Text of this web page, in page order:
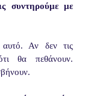
συντηρούμε με
αυτό. Αν δεν τις
θα πεθάνουν.